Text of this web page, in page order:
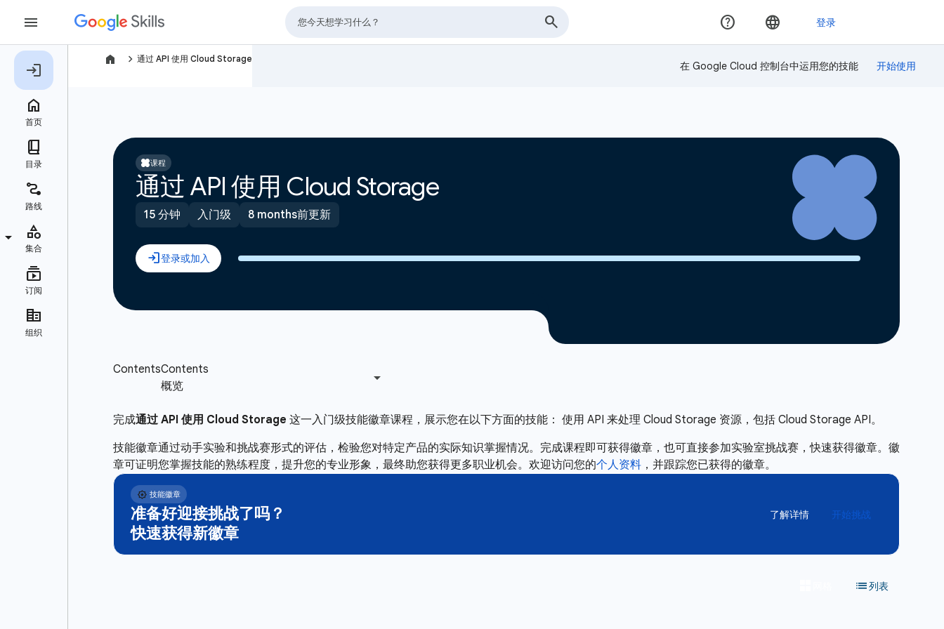
navigate_next 通过 API 使用 Cloud Storage
在 Google Cloud 控制台中运用您的技能
课程
通过 API 使用 Cloud Storage
15 分钟 入门级 8 months前更新
完成通过 API 使用 Cloud Storage 这一入门级技能徽章课程，展示您在以下方面的技能： 使用 API 来处理 Cloud Storage 资源，包括 Cloud Storage API。
技能徽章通过动手实验和挑战赛形式的评估，检验您对特定产品的实际知识掌握情况。完成课程即可获得徽章，也可直接参加实验室挑战赛，快速获得徽章。徽
章可证明您掌握技能的熟练程度，提升您的专业形象，最终助您获得更多职业机会。欢迎访问您的个人资料，并跟踪您已获得的徽章。
准备好迎接挑战了吗？
快速获得新徽章
了解详情 开始挑战